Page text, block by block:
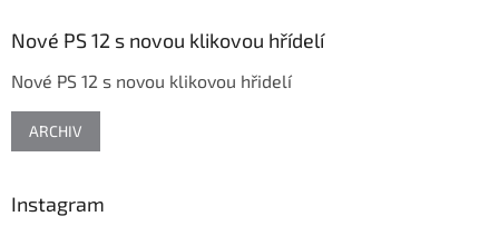
Nové PS 12 s novou klikovou hřídelí
Nové PS 12 s novou klikovou hřidelí
ARCHIV
Instagram